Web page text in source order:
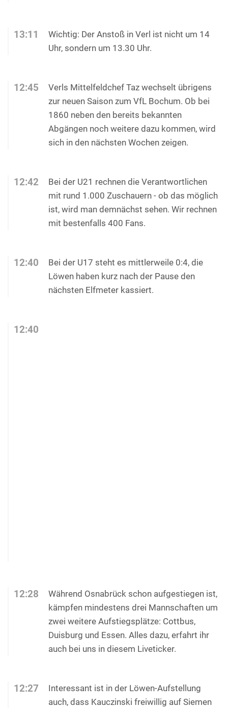
13:11
Wichtig: Der Anstoß in Verl ist nicht um 14
Uhr, sondern um 13.30 Uhr.
12:45
Verls Mittelfeldchef Taz wechselt übrigens
zur neuen Saison zum VfL Bochum. Ob bei
1860 neben den bereits bekannten
Abgängen noch weitere dazu kommen, wird
sich in den nächsten Wochen zeigen.
12:42
Bei der U21 rechnen die Verantwortlichen
mit rund 1.000 Zuschauern - ob das möglich
ist, wird man demnächst sehen. Wir rechnen
mit bestenfalls 400 Fans.
12:40
Bei der U17 steht es mittlerweile 0:4, die
Löwen haben kurz nach der Pause den
nächsten Elfmeter kassiert.
12:40
12:28
Während Osnabrück schon aufgestiegen ist,
kämpfen mindestens drei Mannschaften um
zwei weitere Aufstiegsplätze: Cottbus,
Duisburg und Essen. Alles dazu, erfahrt ihr
auch bei uns in diesem Liveticker.
12:27
Interessant ist in der Löwen-Aufstellung
auch, dass Kauczinski freiwillig auf Siemen